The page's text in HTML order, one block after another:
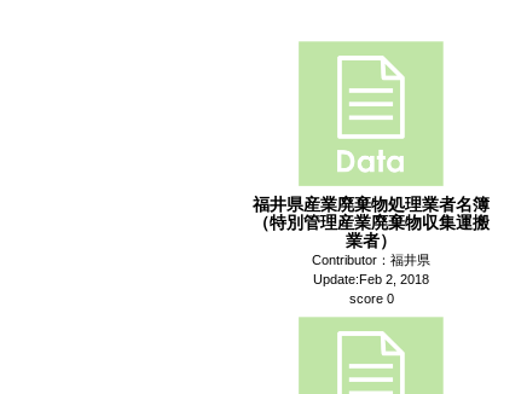
福井県産業廃棄物処理業者名簿
（特別管理産業廃棄物収集運搬
業者）
Contributor：福井県
Update:Feb 2, 2018
score 0